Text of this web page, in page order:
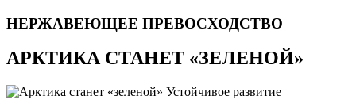
НЕРЖАВЕЮЩЕЕ ПРЕВОСХОДСТВО
АРКТИКА СТАНЕТ «ЗЕЛЕНОЙ»
Устойчивое развитие